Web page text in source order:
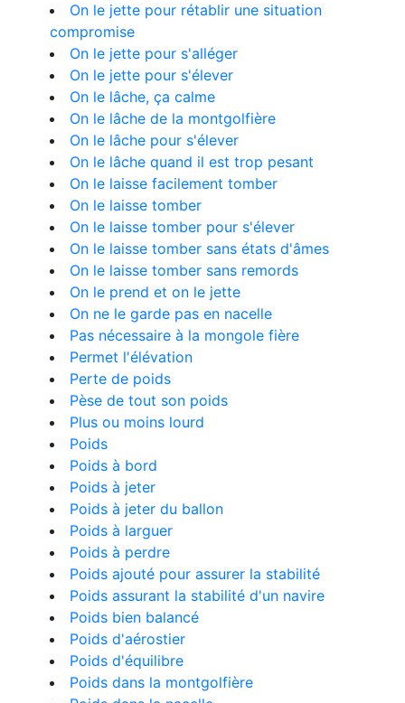
On le jette pour rétablir une situation
compromise
On le jette pour s'alléger
On le jette pour s'élever
On le lâche, ça calme
On le lâche de la montgolfière
On le lâche pour s'élever
On le lâche quand il est trop pesant
On le laisse facilement tomber
On le laisse tomber
On le laisse tomber pour s'élever
On le laisse tomber sans états d'âmes
On le laisse tomber sans remords
On le prend et on le jette
On ne le garde pas en nacelle
Pas nécessaire à la mongole fière
Permet l'élévation
Perte de poids
Pèse de tout son poids
Plus ou moins lourd
Poids
Poids à bord
Poids à jeter
Poids à jeter du ballon
Poids à larguer
Poids à perdre
Poids ajouté pour assurer la stabilité
Poids assurant la stabilité d'un navire
Poids bien balancé
Poids d'aérostier
Poids d'équilibre
Poids dans la montgolfière